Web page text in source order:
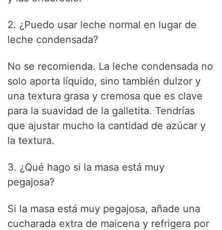
2. ¿Puedo usar leche normal en lugar de
leche condensada?
No se recomienda. La leche condensada no
solo aporta líquido, sino también dulzor y
una textura grasa y cremosa que es clave
para la suavidad de la galletita. Tendrías
que ajustar mucho la cantidad de azúcar y
la textura.
3. ¿Qué hago si la masa está muy
pegajosa?
Si la masa está muy pegajosa, añade una
cucharada extra de maicena y refrigera por